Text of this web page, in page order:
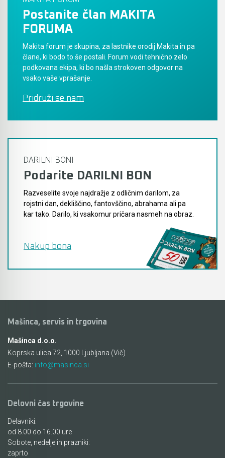
Postanite član MAKITA
FORUMA
Makita forum je skupina, za lastnike orodij Makita in pa
člane, ki bodo to še postali. Forum vodi tehnično zelo
podkovana ekipa, ki bo našla strokoven odgovor na
vsako vaše vprašanje.
Pridruži se nam
DARILNI BONI
Podarite DARILNI BON
Razveselite svoje najdražje z odličnim darilom, za
rojstni dan, dekliščino, fantovščino, abrahama ali pa
kar tako. Darilo, ki vsakomur pričara nasmeh na obraz.
Nakup bona
Mašinca, servis in trgovina
Mašinca d.o.o.
Koprska ulica 72, 1000 Ljubljana (Vič)
E-pošta: info@masinca.si
Delovni čas trgovine
Delavniki:
od 8.00 do 16.00 ure
Sobote, nedelje in prazniki:
zaprto
Akumulatorski vezalci in rezalniki armature &
navojnih palic
Akumulatorska mikrovalovna pečica
Akumulatorski čistilniki